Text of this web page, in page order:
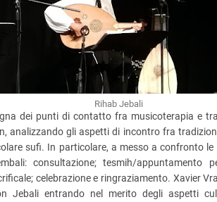
Rihab Jebali
dei punti di contatto fra musicoterapia e
analizzando gli aspetti di incontro fra
sufi. In particolare, a messo a confronto le
consultazione; tesmih/appuntamento
celebrazione e ringraziamento. Xavier
Jebali entrando nel merito degli aspetti